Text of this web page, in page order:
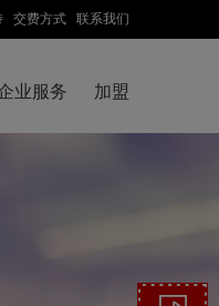
交费方式 联系我们
业服务 加盟